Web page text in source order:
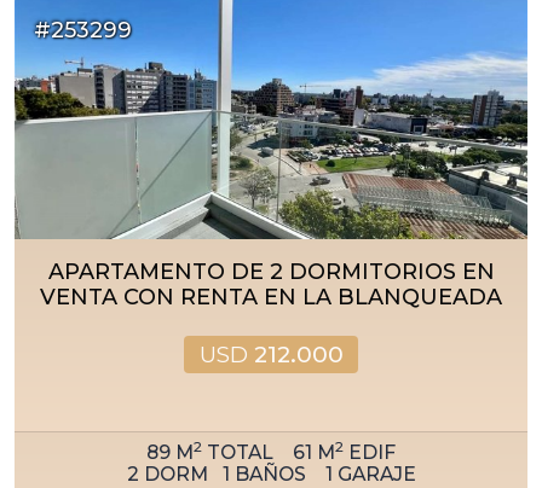
#253299
APARTAMENTO DE 2 DORMITORIOS EN
VENTA CON RENTA EN LA BLANQUEADA
USD 212.000
89 M2 TOTAL 61 M2 EDIF
2 DORM 1 BAÑOS 1 GARAJE